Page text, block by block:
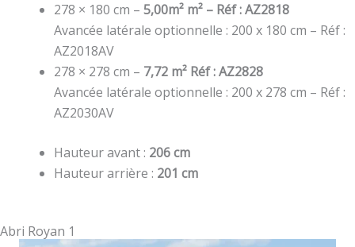
278 × 180 cm – 5,00m² m² – Réf : AZ2818
Avancée latérale optionnelle : 200 x 180 cm – Réf :
AZ2018AV
278 × 278 cm – 7,72 m² Réf : AZ2828
Avancée latérale optionnelle : 200 x 278 cm – Réf :
AZ2030AV
Hauteur avant : 206 cm
Hauteur arrière : 201 cm
Abri Royan 1